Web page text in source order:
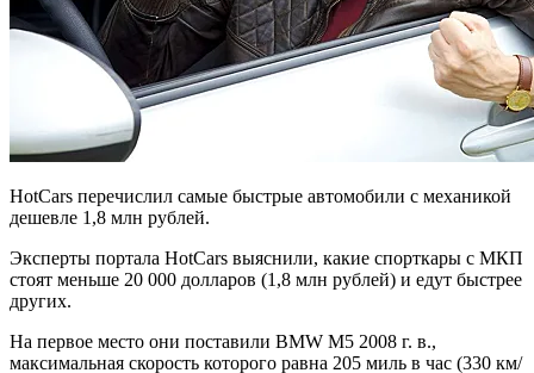
HotCars перечислил самые быстрые автомобили с механикой
дешевле 1,8 млн рублей.
Эксперты портала HotCars выяснили, какие спорткары с МКП
стоят меньше 20 000 долларов (1,8 млн рублей) и едут быстрее
других.
На первое место они поставили BMW M5 2008 г. в.,
максимальная скорость которого равна 205 миль в час (330 км/